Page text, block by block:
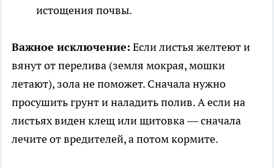
истощения почвы.
Важное исключение: Если листья желтеют и
вянут от перелива (земля мокрая, мошки
летают), зола не поможет. Сначала нужно
просушить грунт и наладить полив. А если на
листьях виден клещ или щитовка — сначала
лечите от вредителей, а потом кормите.